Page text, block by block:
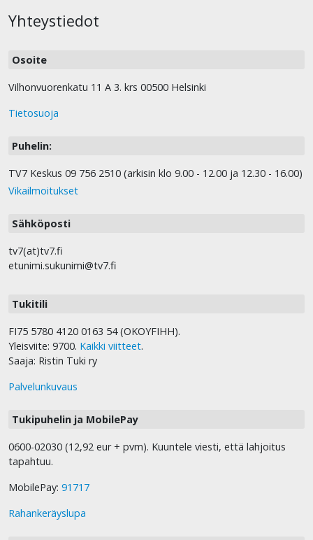
Yhteystiedot
Osoite
Vilhonvuorenkatu 11 A 3. krs 00500 Helsinki
Tietosuoja
Puhelin:
TV7 Keskus 09 756 2510 (arkisin klo 9.00 - 12.00 ja 12.30 - 16.00)
Vikailmoitukset
Sähköposti
tv7(at)tv7.fi
etunimi.sukunimi@tv7.fi
Tukitili
FI75 5780 4120 0163 54 (OKOYFIHH).
Yleisviite: 9700. Kaikki viitteet.
Saaja: Ristin Tuki ry
Palvelunkuvaus
Tukipuhelin ja MobilePay
0600-02030 (12,92 eur + pvm). Kuuntele viesti, että lahjoitus
tapahtuu.
MobilePay: 91717
Rahankeräyslupa